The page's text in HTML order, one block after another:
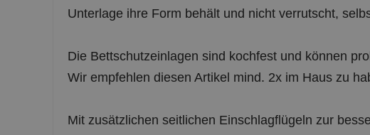
Unterlage ihre Form behält und nicht verrutscht,
Die Bettschutzeinlagen sind kochfest und können
Wir empfehlen diesen Artikel mind. 2x im Haus zu
Mit zusätzlichen seitlichen Einschlagflügeln zur